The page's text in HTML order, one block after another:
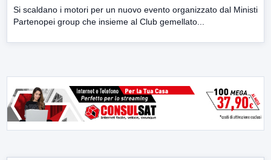
Si scaldano i motori per un nuovo evento organizzato dal Ministi
Partenopei group che insieme al Club gemellato...